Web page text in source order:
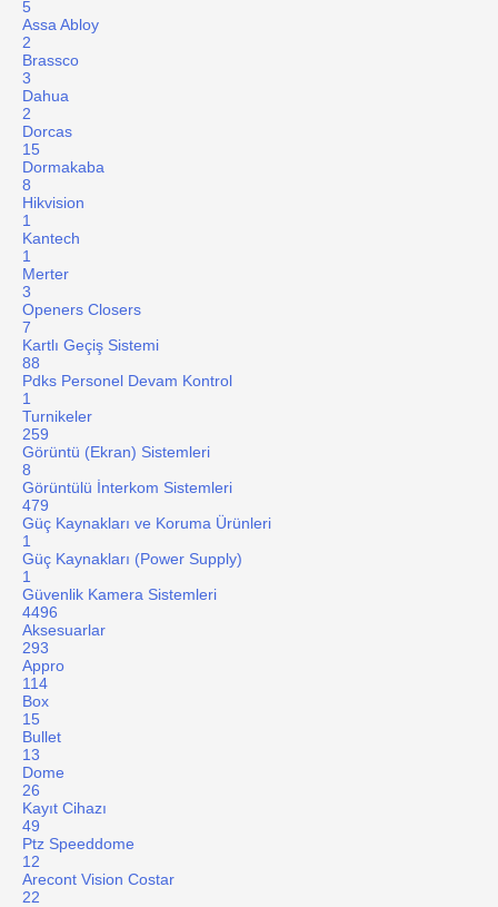
5
Assa Abloy
2
Brassco
3
Dahua
2
Dorcas
15
Dormakaba
8
Hikvision
1
Kantech
1
Merter
3
Openers Closers
7
Kartlı Geçiş Sistemi
88
Pdks Personel Devam Kontrol
1
Turnikeler
259
Görüntü (Ekran) Sistemleri
8
Görüntülü İnterkom Sistemleri
479
Güç Kaynakları ve Koruma Ürünleri
1
Güç Kaynakları (Power Supply)
1
Güvenlik Kamera Sistemleri
4496
Aksesuarlar
293
Appro
114
Box
15
Bullet
13
Dome
26
Kayıt Cihazı
49
Ptz Speeddome
12
Arecont Vision Costar
22